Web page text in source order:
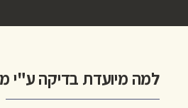
למה מיועדת בדיקה ע"י